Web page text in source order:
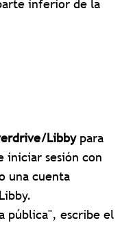
inferior de la
Libbypara
sesión con
una cuenta
pública", escribe el